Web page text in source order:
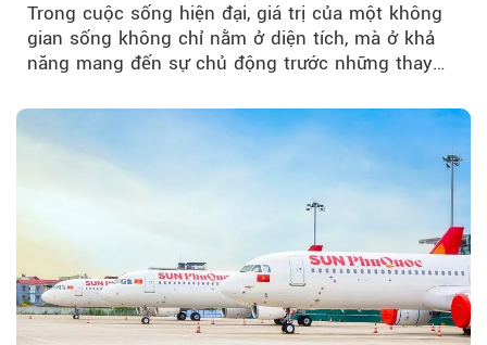
Trong cuộc sống hiện đại, giá trị của một không
gian sống không chỉ nằm ở diện tích, mà ở khả
năng mang đến sự chủ động trước những thay